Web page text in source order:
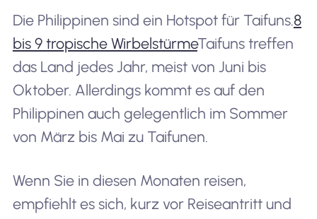
Die Philippinen sind ein Hotspot für Taifuns.8
bis 9 tropische WirbelstürmeTaifuns treffen
das Land jedes Jahr, meist von Juni bis
Oktober. Allerdings kommt es auf den
Philippinen auch gelegentlich im Sommer
von März bis Mai zu Taifunen.
Wenn Sie in diesen Monaten reisen,
empfiehlt es sich, kurz vor Reiseantritt und